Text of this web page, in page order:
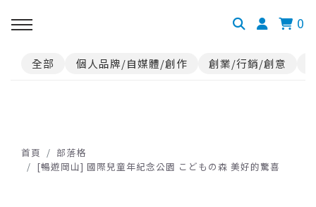
0
全部 個人品牌/自媒體/創作 創業/行銷/創意
首頁
部落格
[暢遊岡山] 國際兒童年紀念公園 こどもの森 美好的驚喜